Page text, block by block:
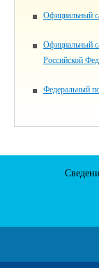
Официальный
Официальный
Российской
Федеральный